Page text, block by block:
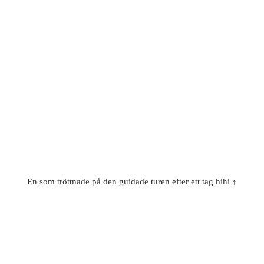
En som tröttnade på den guidade turen efter ett tag hihi ↑